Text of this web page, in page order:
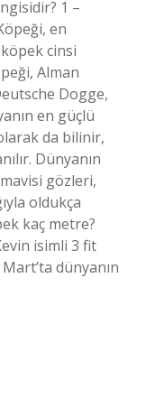
1 –
en
cinsi
Alman
Dogge,
en güçlü
da bilinir,
Dünyanın
gözleri,
oldukça
kaç metre?
isimli 3 fit
dünyanın